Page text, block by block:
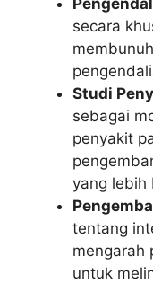
secara
Studi
sebagai
penyakit
yang lebih
tentang
mengarah
untuk